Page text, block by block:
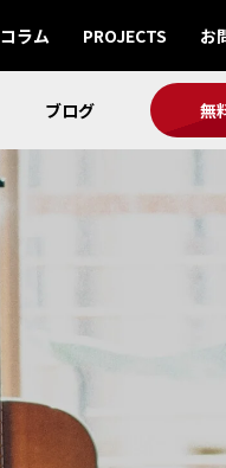
コラム PROJECTS お
ブログ 無